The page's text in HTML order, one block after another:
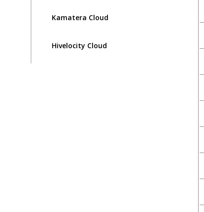
Kamatera Cloud
Hivelocity Cloud